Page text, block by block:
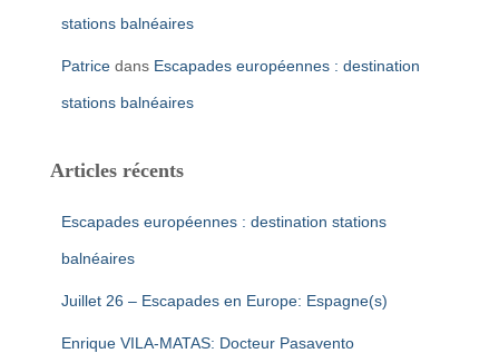
stations balnéaires
Patrice dans Escapades européennes : destination
stations balnéaires
Articles récents
Escapades européennes : destination stations
balnéaires
Juillet 26 – Escapades en Europe: Espagne(s)
Enrique VILA-MATAS: Docteur Pasavento